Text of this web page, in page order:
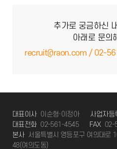
추가로 궁금하신
아래로 문의
recruit@raon.com / 02-
대표이사 이순형·이정아 사업자등
대표전화 02-561-4545 FAX 02-
본사 서울특별시 영등포구 여의대로
48(여의도동)